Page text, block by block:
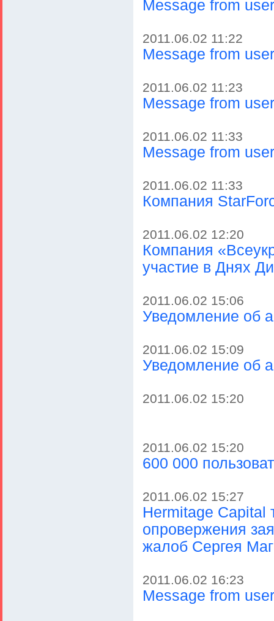
Message from
2011.06.02 11:22
Message from
2011.06.02 11:23
Message from
2011.06.02 11:33
Message from
2011.06.02 11:33
Компания
2011.06.02 12:20
Компания
участие в Днях
2011.06.02 15:06
Уведомление об
2011.06.02 15:09
Уведомление об
2011.06.02 15:20
2011.06.02 15:20
600 000
2011.06.02 15:27
Hermitage Capital
опровержения
жалоб Сергея
2011.06.02 16:23
Message from